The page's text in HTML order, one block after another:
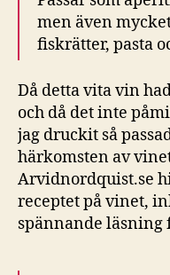
men även
fiskrätter, pasta
Då detta vita vin
och då det inte
jag druckit så
härkomsten av
Arvidnordquist.se
receptet på vinet,
spännande läsning